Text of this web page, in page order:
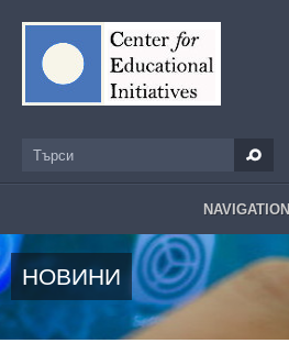
Търси
NAVIGATION
НОВИНИ